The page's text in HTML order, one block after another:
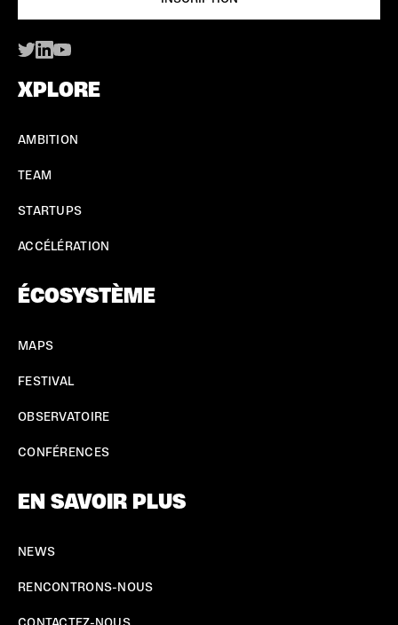
XPLORE
AMBITION
TEAM
STARTUPS
ACCÉLÉRATION
ÉCOSYSTÈME
MAPS
FESTIVAL
OBSERVATOIRE
CONFÉRENCES
EN SAVOIR PLUS
NEWS
RENCONTRONS-NOUS